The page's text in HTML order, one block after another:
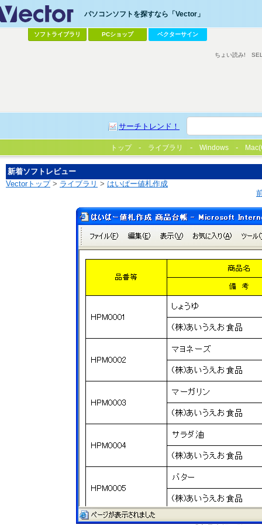
パソコンソフトを探すなら「Vector」
ソフトライブラリ PCショップ ベクターサイン
サーチトレンド！
ちょい読み!
トップ ライブラリ Windows
新着ソフトレビュー
Vectorトップ> ライブラリ > はいぱー値札作成